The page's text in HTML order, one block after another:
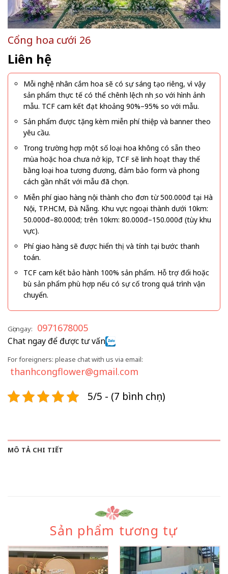
Cổng hoa cưới 26
Liên hệ
Mỗi nghệ nhân cắm hoa sẽ có sự sáng tạo riêng, vì vậy
sản phẩm thực tế có thể chênh lệch nhẹ so với hình ảnh
mẫu. TCF cam kết đạt khoảng 90%–95% so với mẫu.
Sản phẩm được tặng kèm miễn phí thiệp và banner theo
yêu cầu.
Trong trường hợp một số loại hoa không có sẵn theo
mùa hoặc hoa chưa nở kịp, TCF sẽ linh hoạt thay thế
bằng loại hoa tương đương, đảm bảo form và phong
cách gần nhất với mẫu đã chọn.
Miễn phí giao hàng nội thành cho đơn từ 500.000đ tại Hà
Nội, TP.HCM, Đà Nẵng. Khu vực ngoại thành dưới 10km:
50.000đ–80.000đ; trên 10km: 80.000đ–150.000đ (tùy khu
vực).
Phí giao hàng sẽ được hiển thị và tính tại bước thanh
toán.
TCF cam kết bảo hành 100% sản phẩm. Hỗ trợ đổi hoặc
bù sản phẩm phù hợp nếu có sự cố trong quá trình vận
chuyển.
Gọi ngay: 0971678005
Chat ngay để được tư vấn
For foreigners: please chat with us via email:
thanhcongflower@gmail.com
5/5 - (7 bình chọn)
MÔ TẢ CHI TIẾT
Sản phẩm tương tự